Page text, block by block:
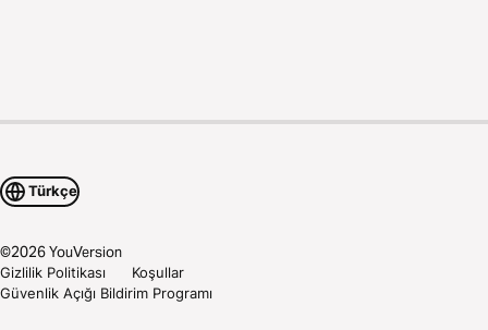
Türkçe
©2026YouVersion
Gizlilik Politikası
Koşullar
Güvenlik Açığı Bildirim Programı